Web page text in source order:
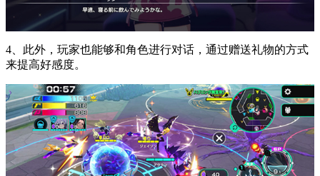
4、此外，玩家也能够和角色进行对话，通过赠送礼物的方式
来提高好感度。